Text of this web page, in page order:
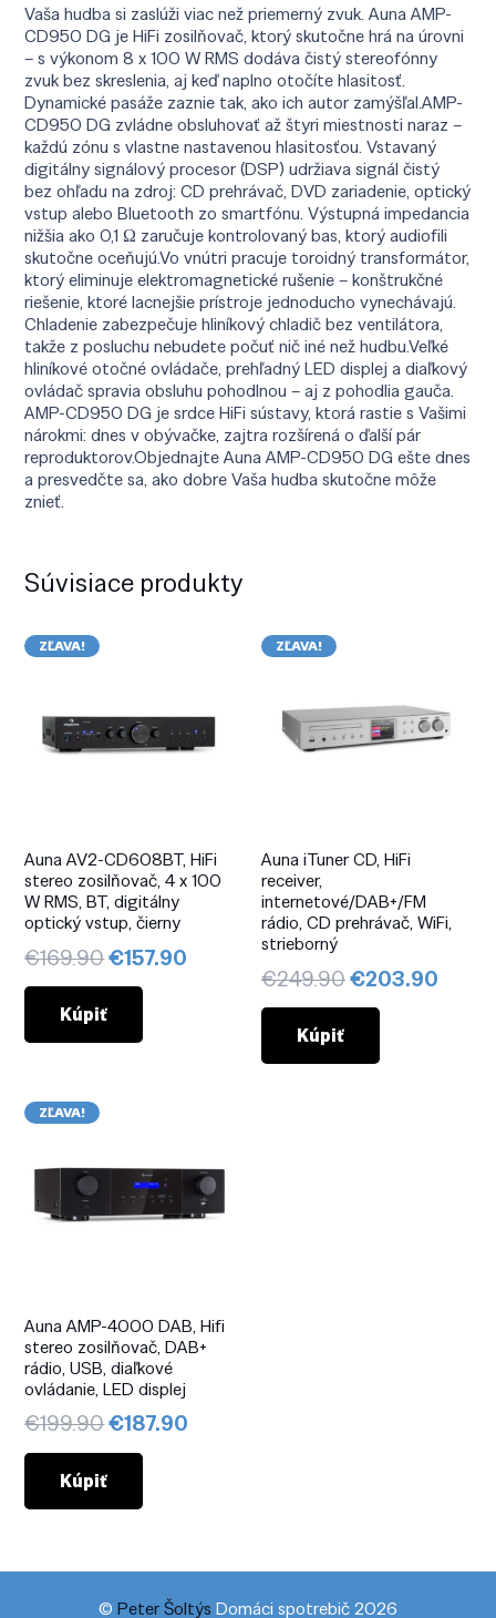
Vaša hudba si zaslúži viac než priemerný zvuk. Auna AMP-
CD950 DG je HiFi zosilňovač, ktorý skutočne hrá na úrovni
– s výkonom 8 x 100 W RMS dodáva čistý stereofónny
zvuk bez skreslenia, aj keď naplno otočíte hlasitosť.
Dynamické pasáže zaznie tak, ako ich autor zamýšľal.AMP-
CD950 DG zvládne obsluhovať až štyri miestnosti naraz –
každú zónu s vlastne nastavenou hlasitosťou. Vstavaný
digitálny signálový procesor (DSP) udržiava signál čistý
bez ohľadu na zdroj: CD prehrávač, DVD zariadenie, optický
vstup alebo Bluetooth zo smartfónu. Výstupná impedancia
nižšia ako 0,1 Ω zaručuje kontrolovaný bas, ktorý audiofili
skutočne oceňujú.Vo vnútri pracuje toroidný transformátor,
ktorý eliminuje elektromagnetické rušenie – konštrukčné
riešenie, ktoré lacnejšie prístroje jednoducho vynechávajú.
Chladenie zabezpečuje hliníkový chladič bez ventilátora,
takže z posluchu nebudete počuť nič iné než hudbu.Veľké
hliníkové otočné ovládače, prehľadný LED displej a diaľkový
ovládač spravia obsluhu pohodlnou – aj z pohodlia gauča.
AMP-CD950 DG je srdce HiFi sústavy, ktorá rastie s Vašimi
nárokmi: dnes v obývačke, zajtra rozšírená o ďalší pár
reproduktorov.Objednajte Auna AMP-CD950 DG ešte dnes
a presvedčte sa, ako dobre Vaša hudba skutočne môže
znieť.
Súvisiace produkty
ZĽAVA!
Auna AV2-CD608BT, HiFi
stereo zosilňovač, 4 x 100
W RMS, BT, digitálny
optický vstup, čierny
€169.90Pôvodná
cena
€169.90.
€157.90 Aktuálna
Kúpiť
ZĽAVA!
Auna iTuner CD, HiFi
receiver,
internetové/DAB+/FM
rádio, CD prehrávač, WiFi,
strieborný
€249.90Pôvodná
cena
€249.90.
€203.90
Kúpiť
ZĽAVA!
Auna AMP-4000 DAB, Hifi
stereo zosilňovač, DAB+
rádio, USB, diaľkové
ovládanie, LED displej
€199.90Pôvodná
cena
€199.90.
€187.90
Kúpiť
© Peter Šoltýs Domáci spotrebič 2026